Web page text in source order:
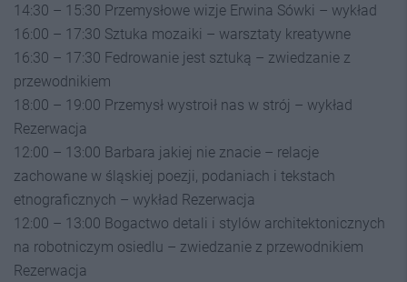
14:30 – 15:30 Przemysłowe wizje Erwina Sówki – wykład
16:00 – 17:30 Sztuka mozaiki – warsztaty kreatywne
16:30 – 17:30 Fedrowanie jest sztuką – zwiedzanie z
przewodnikiem
18:00 – 19:00 Przemysł wystroił nas w strój – wykład
Rezerwacja
12:00 – 13:00 Barbara jakiej nie znacie – relacje
zachowane w śląskiej poezji, podaniach i tekstach
etnograficznych – wykład Rezerwacja
12:00 – 13:00 Bogactwo detali i stylów architektonicznych
na robotniczym osiedlu – zwiedzanie z przewodnikiem
Rezerwacja